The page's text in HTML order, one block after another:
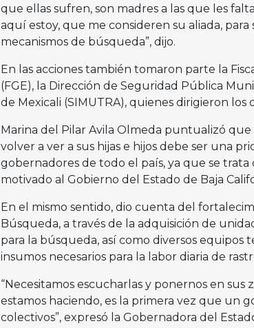
que ellas sufren, son madres a las que les
aquí estoy, que me consideren su aliada,
mecanismos de búsqueda”, dijo.
En las acciones también tomaron parte la
(FGE), la Dirección de Seguridad Pública
de Mexicali (SIMUTRA), quienes dirigieron los
Marina del Pilar Avila Olmeda puntualizó
volver a ver a sus hijas e hijos debe ser una
gobernadores de todo el país, ya que se
motivado al Gobierno del Estado de Baja
En el mismo sentido, dio cuenta del
Búsqueda, a través de la adquisición de
para la búsqueda, así como diversos equipos
insumos necesarios para la labor diaria de
“Necesitamos escucharlas y ponernos en
estamos haciendo, es la primera vez que un
colectivos”, expresó la Gobernadora del